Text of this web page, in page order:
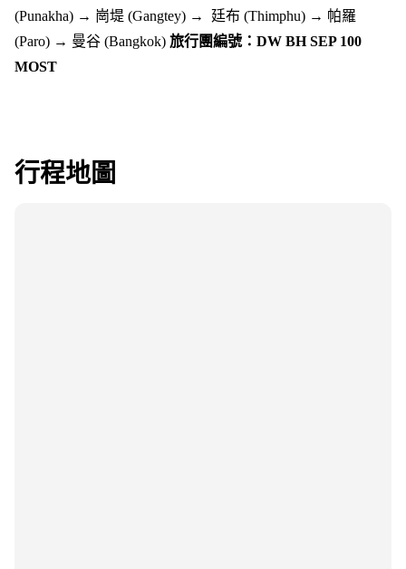
(Punakha) → 崗堤 (Gangtey) →
廷布 (Thimphu) → 帕羅
(Paro) → 曼谷 (Bangkok) 旅行團編號：DW BH SEP 100
MOST
行程地圖